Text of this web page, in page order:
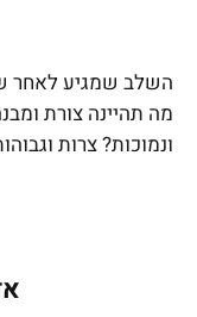
השלב שמגיע לאחר
מה תהיינה צורת
ונמוכות? צרות